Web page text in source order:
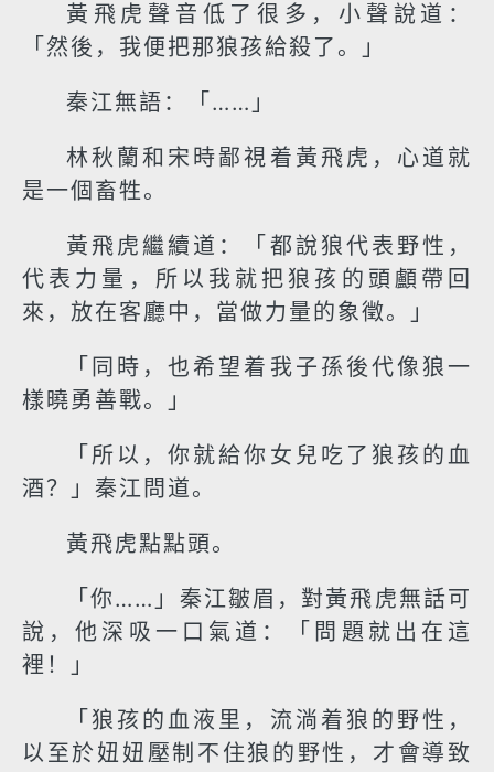
黃飛虎聲音低了很多，小聲說道：
「然後，我便把那狼孩給殺了。」
秦江無語：「……」
林秋蘭和宋時鄙視着黃飛虎，心道就
是一個畜牲。
黃飛虎繼續道：「都說狼代表野性，
代表力量，所以我就把狼孩的頭顱帶回
來，放在客廳中，當做力量的象徵。」
「同時，也希望着我子孫後代像狼一
樣曉勇善戰。」
「所以，你就給你女兒吃了狼孩的血
酒？」秦江問道。
黃飛虎點點頭。
「你……」秦江皺眉，對黃飛虎無話可
說，他深吸一口氣道：「問題就出在這
裡！」
「狼孩的血液里，流淌着狼的野性，
以至於妞妞壓制不住狼的野性，才會導致